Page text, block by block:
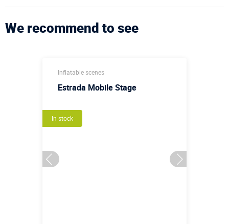
We recommend to see
Inflatable scenes
Estrada Mobile Stage
In stock